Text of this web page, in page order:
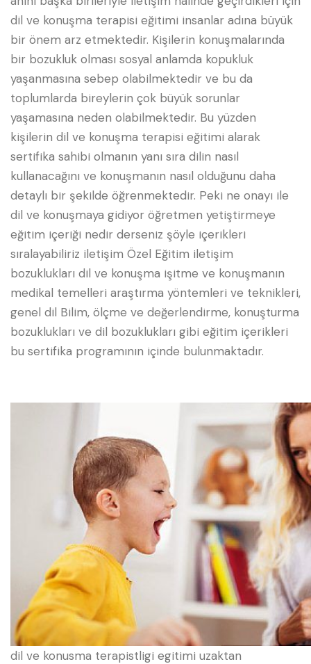
dil ve konuşma terapisi eğitimi insanlar adına büyük
bir önem arz etmektedir. Kişilerin konuşmalarında
bir bozukluk olması sosyal anlamda kopukluk
yaşanmasına sebep olabilmektedir ve bu da
toplumlarda bireylerin çok büyük sorunlar
yaşamasına neden olabilmektedir. Bu yüzden
kişilerin dil ve konuşma terapisi eğitimi alarak
sertifika sahibi olmanın yanı sıra dilin nasıl
kullanacağını ve konuşmanın nasıl olduğunu daha
detaylı bir şekilde öğrenmektedir. Peki ne onayı ile
dil ve konuşmaya gidiyor öğretmen yetiştirmeye
eğitim içeriği nedir derseniz şöyle içerikleri
sıralayabiliriz iletişim Özel Eğitim iletişim
bozuklukları dil ve konuşma işitme ve konuşmanın
medikal temelleri araştırma yöntemleri ve teknikleri,
genel dil Bilim, ölçme ve değerlendirme, konuşturma
bozuklukları ve dil bozuklukları gibi eğitim içerikleri
bu sertifika programının içinde bulunmaktadır.
dil ve konusma terapistligi egitimi uzaktan